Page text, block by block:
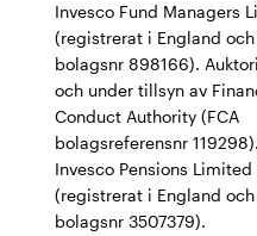
Invesco Fund Managers
(registrerat i England och
bolagsnr 898166).
och under tillsyn av
Conduct Authority (FCA
bolagsreferensnr 119298).
Invesco Pensions Limited
(registrerat i England och
bolagsnr 3507379).